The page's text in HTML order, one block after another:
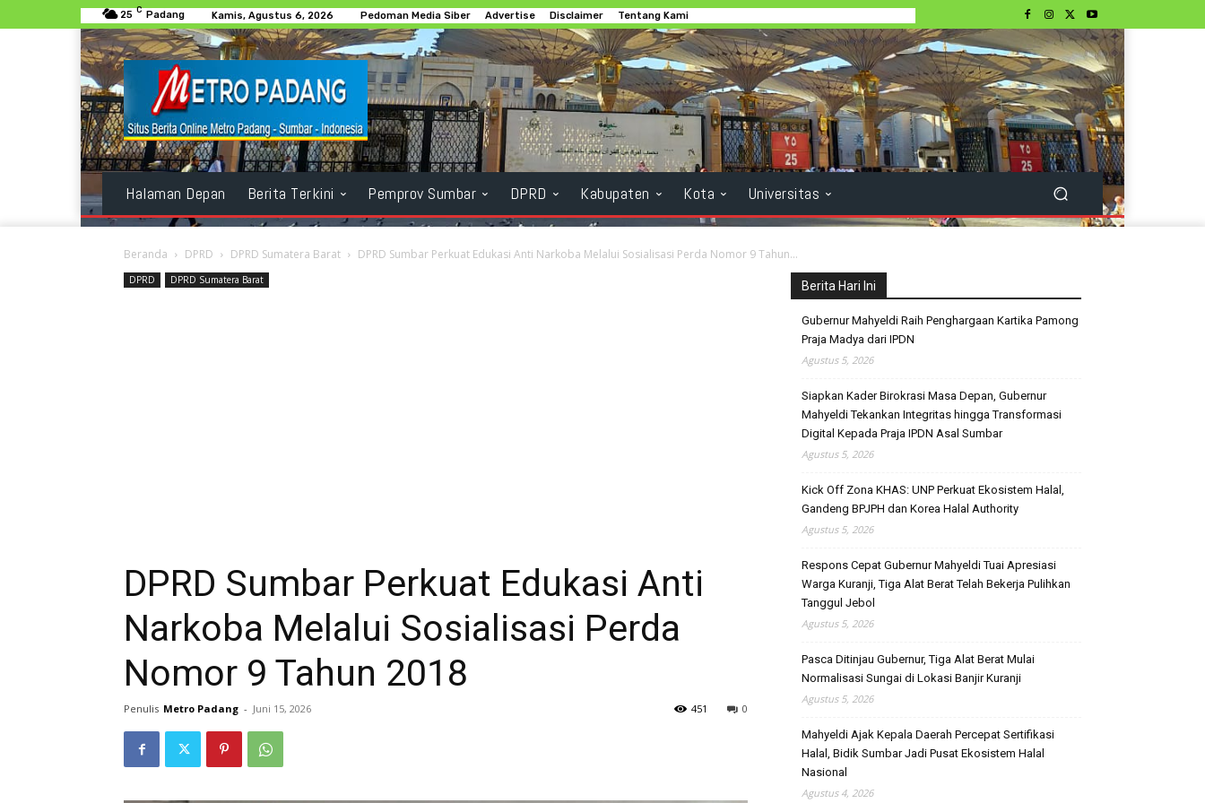
25 C Padang Kamis, Agustus 6, 2026 Pedoman Media Siber Advertise Disclaimer Tentang Kami
Halaman Depan Berita Terkini Pemprov Sumbar DPRD Kabupaten Kota Universitas
Beranda DPRD DPRD Sumatera Barat DPRD Sumbar Perkuat Edukasi Anti Narkoba Melalui Sosialisasi Perda Nomor 9 Tahun...
DPRD DPRD Sumatera Barat
DPRD Sumbar Perkuat Edukasi Anti
Narkoba Melalui Sosialisasi Perda
Nomor 9 Tahun 2018
Penulis Metro Padang - Juni 15, 2026 0
451
Berita Hari Ini
Gubernur Mahyeldi Raih Penghargaan Kartika Pamong
Praja Madya dari IPDN
Agustus 5, 2026
Siapkan Kader Birokrasi Masa Depan, Gubernur
Mahyeldi Tekankan Integritas hingga Transformasi
Digital Kepada Praja IPDN Asal Sumbar
Agustus 5, 2026
Kick Off Zona KHAS: UNP Perkuat Ekosistem Halal,
Gandeng BPJPH dan Korea Halal Authority
Agustus 5, 2026
Respons Cepat Gubernur Mahyeldi Tuai Apresiasi
Warga Kuranji, Tiga Alat Berat Telah Bekerja Pulihkan
Tanggul Jebol
Agustus 5, 2026
Pasca Ditinjau Gubernur, Tiga Alat Berat Mulai
Normalisasi Sungai di Lokasi Banjir Kuranji
Agustus 5, 2026
Mahyeldi Ajak Kepala Daerah Percepat Sertifikasi
Halal, Bidik Sumbar Jadi Pusat Ekosistem Halal
Nasional
Agustus 4, 2026